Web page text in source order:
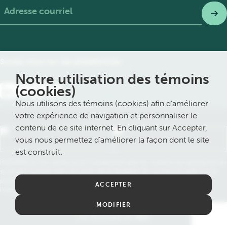
patient du Canada. Le bureau central de PASSERELLE est affilié à
l’Université Laval.
Politiques de confidentialité
Site développé par Beet
Notre utilisation des témoins
(cookies)
Nous utilisons des témoins (cookies) afin d’améliorer
votre expérience de navigation et personnaliser le
contenu de ce site internet. En cliquant sur Accepter,
vous nous permettez d’améliorer la façon dont le site
est construit.
ACCEPTER
MODIFIER